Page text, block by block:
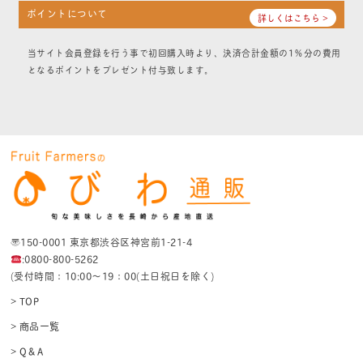
ポイントについて 詳しくはこちら >
当サイト会員登録を行う事で初回購入時より、決済合計金額の1％分の費用
となるポイントをプレゼント付与致します。
〒150-0001 東京都渋谷区神宮前1-21-4
:0800-800-5262
(受付時間：10:00〜19：00(土日祝日を除く)
> TOP
> 商品一覧
> Q＆A